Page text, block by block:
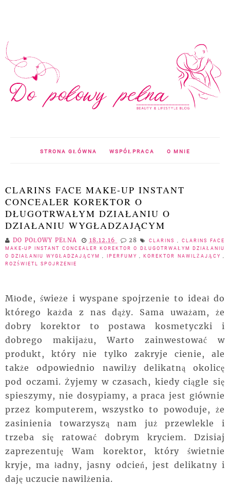
STRONA GŁÓWNA WSPÓŁPRACA O MNIE
CLARINS FACE MAKE-UP INSTANT
CONCEALER KOREKTOR O
DŁUGOTRWAŁYM DZIAŁANIU O
DZIAŁANIU WYGŁADZAJĄCYM
DO POŁOWY PEŁNA 18.12.16 28 CLARINS ,CLARINS FACE
MAKE-UP INSTANT CONCEALER KOREKTOR O DŁUGOTRWAŁYM DZIAŁANIU
O DZIAŁANIU WYGŁADZAJĄCYM
IPERFUMY KOREKTOR NAWILŻAJĄCY
ROZŚWIETL SPOJRZENIE
Młode, świeże i wyspane spojrzenie to ideał do
którego każda z nas dąży. Sama uważam, że
dobry korektor to postawa kosmetyczki i
dobrego makijażu, Warto zainwestować w
produkt, który nie tylko zakryje cienie, ale
także odpowiednio nawilży delikatną okolicę
pod oczami. Żyjemy w czasach, kiedy ciągle się
spieszymy, nie dosypiamy, a praca jest głównie
przez komputerem, wszystko to powoduje, że
zasinienia towarzyszą nam już przewlekle i
trzeba się ratować dobrym kryciem. Dzisiaj
zaprezentuję Wam korektor, który świetnie
kryje, ma ładny, jasny odcień, jest delikatny i
daję uczucie nawilżenia.